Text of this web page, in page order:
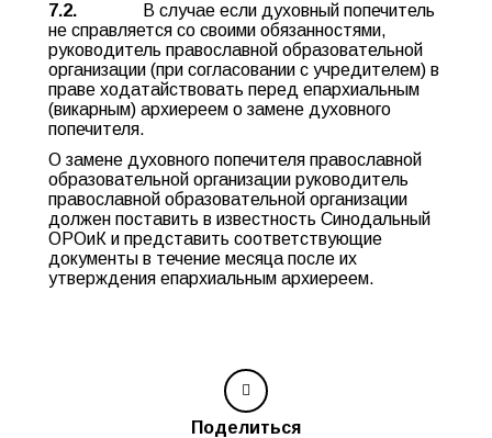
7.2.
В случае если духовный попечитель
не справляется со своими обязанностями,
руководитель православной образовательной
организации (при согласовании с учредителем) в
праве ходатайствовать перед епархиальным
(викарным) архиереем о замене духовного
попечителя.
О замене духовного попечителя православной
образовательной организации руководитель
православной образовательной организации
должен поставить в известность Синодальный
ОРОиК и представить соответствующие
документы в течение месяца после их
утверждения епархиальным архиереем.
Поделиться